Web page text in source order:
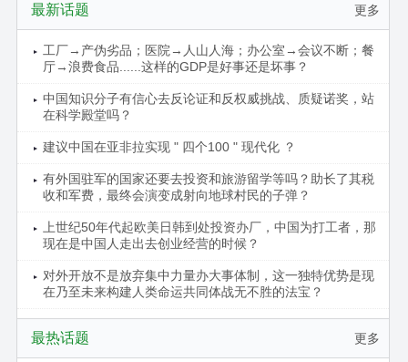
更多
最新话题
工厂→产伪劣品；医院→人山人海；办公室→会议不断；餐
厅→浪费食品......这样的GDP是好事还是坏事？
中国知识分子有信心去反论证和反权威挑战、质疑诺奖，站
在科学殿堂吗？
建议中国在亚非拉实现 " 四个100 " 现代化 ？
有外国驻军的国家还要去投资和旅游留学等吗？助长了其税
收和军费，最终会演变成射向地球村民的子弹？
上世纪50年代起欧美日韩到处投资办厂，中国为打工者，那
现在是中国人走出去创业经营的时候？
对外开放不是放弃集中力量办大事体制，这一独特优势是现
在乃至未来构建人类命运共同体战无不胜的法宝？
更多
最热话题